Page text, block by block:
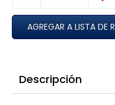
AGREGAR A LISTA DE
Descripción